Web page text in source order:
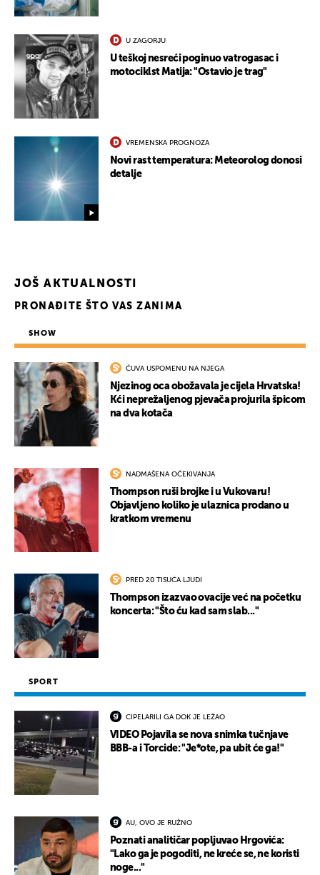
U ZAGORJU
U teškoj nesreći poginuo vatrogasac i
motociklst Matija: "Ostavio je trag"
VREMENSKA PROGNOZA
Novi rast temperatura: Meteorolog donosi
detalje
JOŠ AKTUALNOSTI
PRONAĐITE ŠTO VAS ZANIMA
SHOW
ČUVA USPOMENU NA NJEGA
Njezinog oca obožavala je cijela Hrvatska!
Kći neprežaljenog pjevača projurila špicom
na dva kotača
NADMAŠENA OČEKIVANJA
Thompson ruši brojke i u Vukovaru!
Objavljeno koliko je ulaznica prodano u
kratkom vremenu
PRED 20 TISUĆA LJUDI
Thompson izazvao ovacije već na početku
koncerta: "Što ću kad sam slab..."
SPORT
CIPELARILI GA DOK JE LEŽAO
VIDEO Pojavila se nova snimka tučnjave
BBB-a i Torcide: "Je*ote, pa ubit će ga!"
AU, OVO JE RUŽNO
Poznati analitičar popljuvao Hrgovića:
"Lako ga je pogoditi, ne kreće se, ne koristi
noge..."